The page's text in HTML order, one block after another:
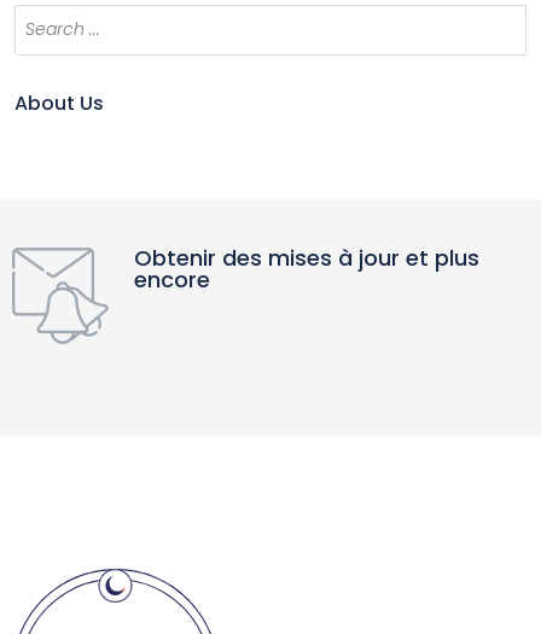
About Us
Obtenir des mises à jour et plus
encore